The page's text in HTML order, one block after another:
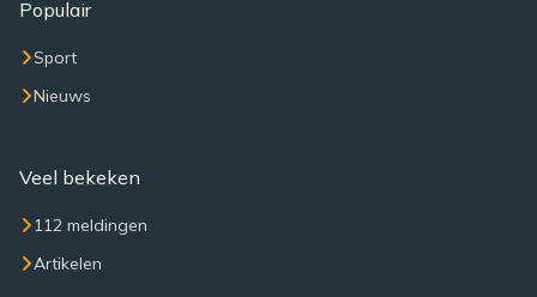
Populair
Sport
Nieuws
Veel bekeken
112 meldingen
Artikelen